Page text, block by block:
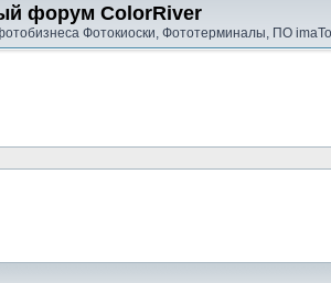
форум ColorRiver
Фотокиоски, Фототерминалы, ПО